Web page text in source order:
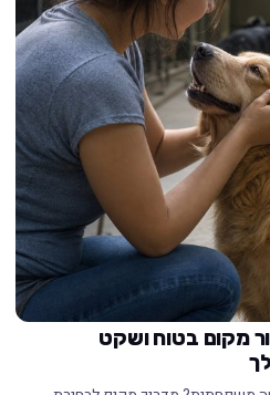
מקום בטוח ושקט